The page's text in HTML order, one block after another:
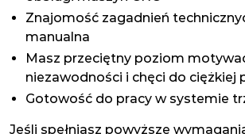
Znajomość zagadnień
manualna
Masz przeciętny poziom
niezawodności i chęci do ciężkiej
Gotowość do pracy w systemie
Jeśli spełniasz powyższe